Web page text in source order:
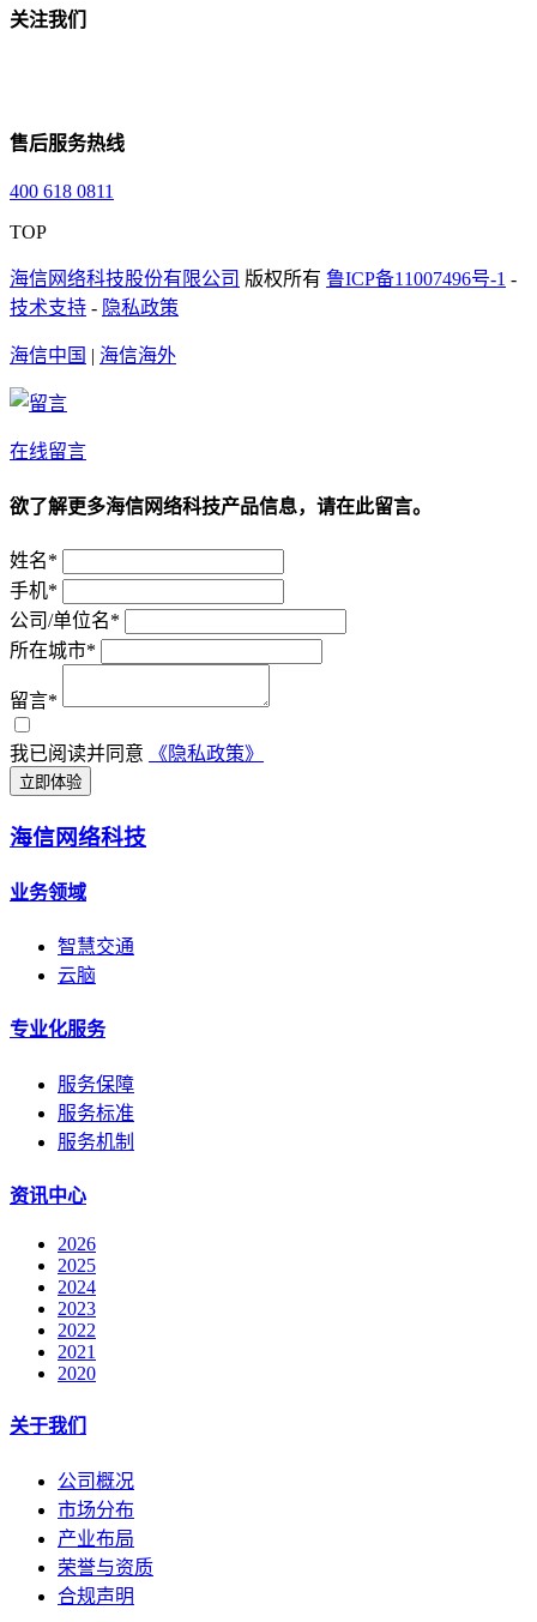
关注我们
售后服务热线
400 618 0811
TOP
海信网络科技股份有限公司 版权所有 鲁ICP备11007496号-1 -
技术支持 - 隐私政策
海信中国 | 海信海外
在线留言
欲了解更多海信网络科技产品信息，请在此留言。
姓名*
手机*
公司/单位名*
所在城市*
留言*
我已阅读并同意 《隐私政策》
立即体验
海信网络科技
业务领域
智慧交通
云脑
专业化服务
服务保障
服务标准
服务机制
资讯中心
2026
2025
2024
2023
2022
2021
2020
关于我们
公司概况
市场分布
产业布局
荣誉与资质
合规声明